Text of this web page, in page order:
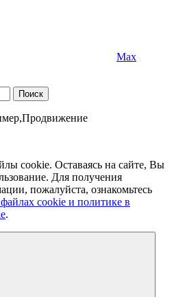
Max
Продвижение
cookie. Оставаясь на сайте, Вы
Для получения
пожалуйста, ознакомьтесь
cookie и политике в
.